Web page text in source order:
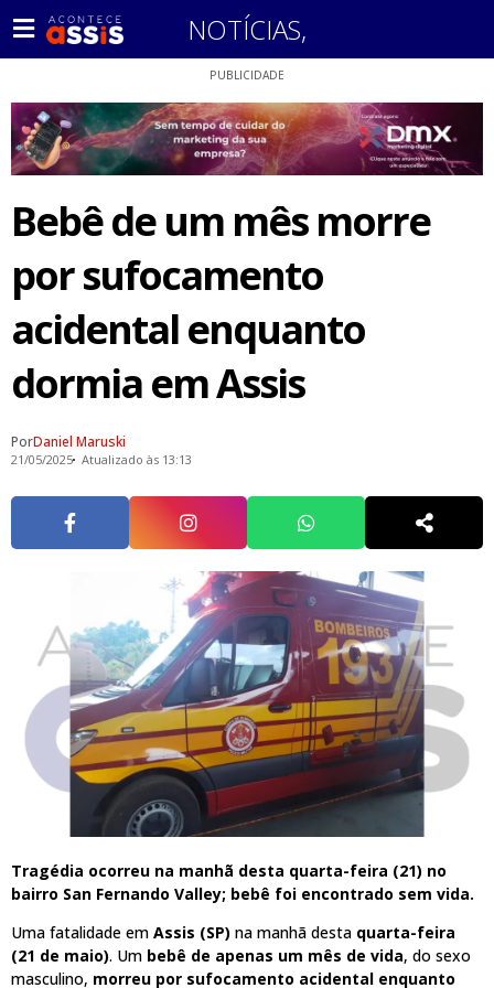
NOTÍCIAS,
PUBLICIDADE
Bebê de um mês morre
por sufocamento
acidental enquanto
dormia em Assis
PorDaniel Maruski
21/05/2025 Atualizado às 13:13
Tragédia ocorreu na manhã desta quarta-feira (21) no
bairro San Fernando Valley; bebê foi encontrado sem vida.
Uma fatalidade em Assis (SP) na manhã desta quarta-feira
(21 de maio). Um bebê de apenas um mês de vida, do sexo
masculino, morreu por sufocamento acidental enquanto